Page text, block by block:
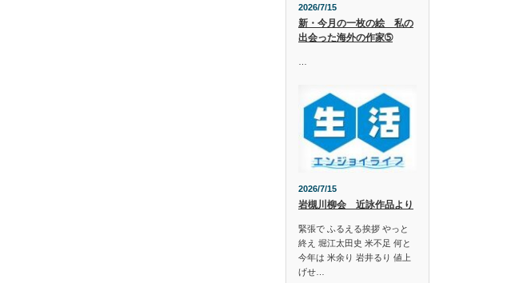
2026/7/15
新・今月の一枚の絵 私の
出会った海外の作家➄
2026/7/15
岩槻川柳会 近詠作品より
緊張で ふるえる挨拶 やっと
終え 堀江太田史 米不足 何と
今年は 米余り 岩井るり 値上
げせ…